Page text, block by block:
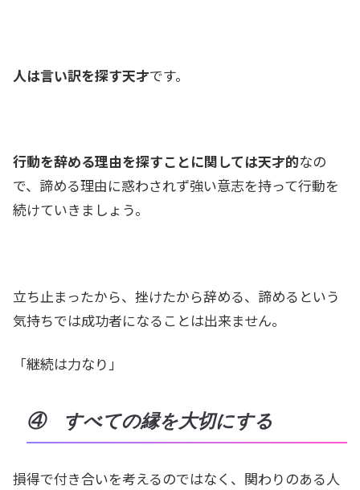
人は言い訳を探す天才です。
行動を辞める理由を探すことに関しては天才的なの
で、諦める理由に惑わされず強い意志を持って行動を
続けていきましょう。
立ち止まったから、挫けたから辞める、諦めるという
気持ちでは成功者になることは出来ません。
「継続は力なり」
④ すべての縁を大切にする
損得で付き合いを考えるのではなく、関わりのある人